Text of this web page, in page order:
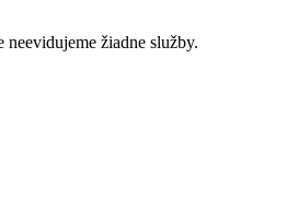
neevidujeme žiadne služby.